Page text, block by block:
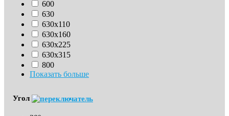
600
630
630х110
630x160
630х225
630х315
800
Показать больше
Угол